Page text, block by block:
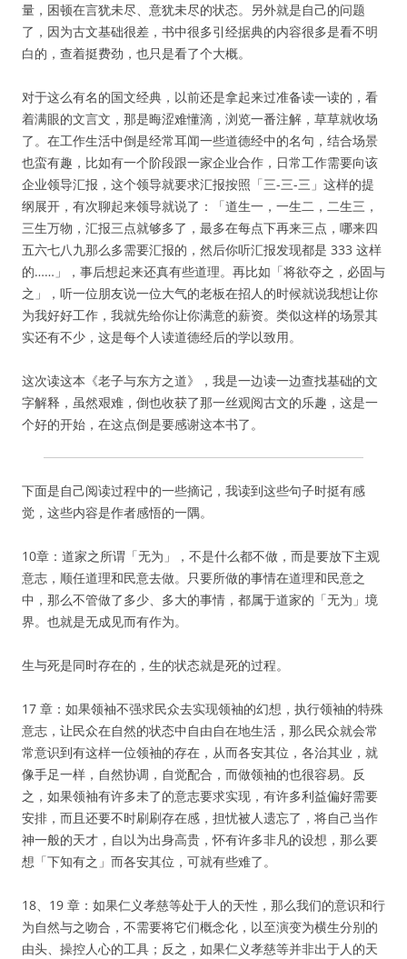
量，困顿在言犹未尽、意犹未尽的状态。另外就是自己的问题
了，因为古文基础很差，书中很多引经据典的内容很多是看不明
白的，查着挺费劲，也只是看了个大概。
对于这么有名的国文经典，以前还是拿起来过准备读一读的，看
着满眼的文言文，那是晦涩难懂滴，浏览一番注解，草草就收场
了。在工作生活中倒是经常耳闻一些道德经中的名句，结合场景
也蛮有趣，比如有一个阶段跟一家企业合作，日常工作需要向该
企业领导汇报，这个领导就要求汇报按照「三-三-三」这样的提
纲展开，有次聊起来领导就说了：「道生一，一生二，二生三，
三生万物，汇报三点就够多了，最多在每点下再来三点，哪来四
五六七八九那么多需要汇报的，然后你听汇报发现都是 333 这样
的……」，事后想起来还真有些道理。再比如「将欲夺之，必固与
之」，听一位朋友说一位大气的老板在招人的时候就说我想让你
为我好好工作，我就先给你让你满意的薪资。类似这样的场景其
实还有不少，这是每个人读道德经后的学以致用。
这次读这本《老子与东方之道》，我是一边读一边查找基础的文
字解释，虽然艰难，倒也收获了那一丝观阅古文的乐趣，这是一
个好的开始，在这点倒是要感谢这本书了。
下面是自己阅读过程中的一些摘记，我读到这些句子时挺有感
觉，这些内容是作者感悟的一隅。
10章：道家之所谓「无为」，不是什么都不做，而是要放下主观
意志，顺任道理和民意去做。只要所做的事情在道理和民意之
中，那么不管做了多少、多大的事情，都属于道家的「无为」境
界。也就是无成见而有作为。
生与死是同时存在的，生的状态就是死的过程。
17 章：如果领袖不强求民众去实现领袖的幻想，执行领袖的特殊
意志，让民众在自然的状态中自由自在地生活，那么民众就会常
常意识到有这样一位领袖的存在，从而各安其位，各治其业，就
像手足一样，自然协调，自觉配合，而做领袖的也很容易。反
之，如果领袖有许多未了的意志要求实现，有许多利益偏好需要
安排，而且还要不时刷刷存在感，担忧被人遗忘了，将自己当作
神一般的天才，自以为出身高贵，怀有许多非凡的设想，那么要
想「下知有之」而各安其位，可就有些难了。
18、19 章：如果仁义孝慈等处于人的天性，那么我们的意识和行
为自然与之吻合，不需要将它们概念化，以至演变为横生分别的
由头、操控人心的工具；反之，如果仁义孝慈等并非出于人的天